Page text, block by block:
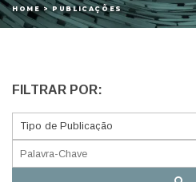
HOME > PUBLICAÇÕES
FILTRAR POR: